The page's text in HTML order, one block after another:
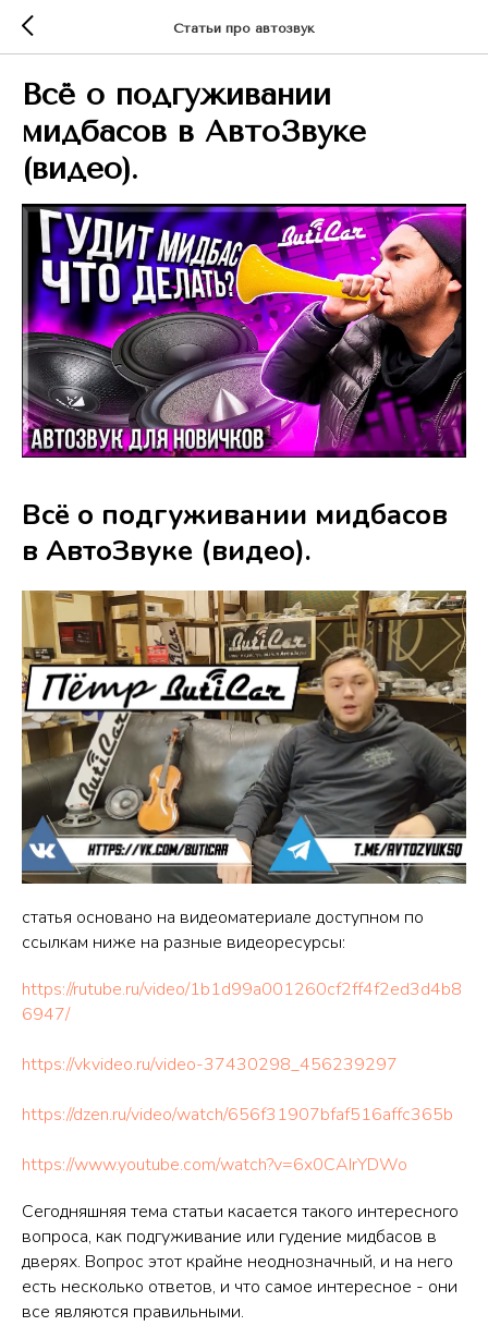
Статьи про автозвук
Всё о подгуживании
мидбасов в АвтоЗвуке
(видео).
Всё о подгуживании мидбасов
в АвтоЗвуке (видео).
статья основано на видеоматериале доступном по
ссылкам ниже на разные видеоресурсы:
https://rutube.ru/video/1b1d99a001260cf2ff4f2ed3d4b8
6947/
https://vkvideo.ru/video-37430298_456239297
https://dzen.ru/video/watch/656f31907bfaf516affc365b
https://www.youtube.com/watch?v=6x0CAIrYDWo
Сегодняшняя тема статьи касается такого интересного
вопроса, как подгуживание или гудение мидбасов в
дверях. Вопрос этот крайне неоднозначный, и на него
есть несколько ответов, и что самое интересное - они
все являются правильными.